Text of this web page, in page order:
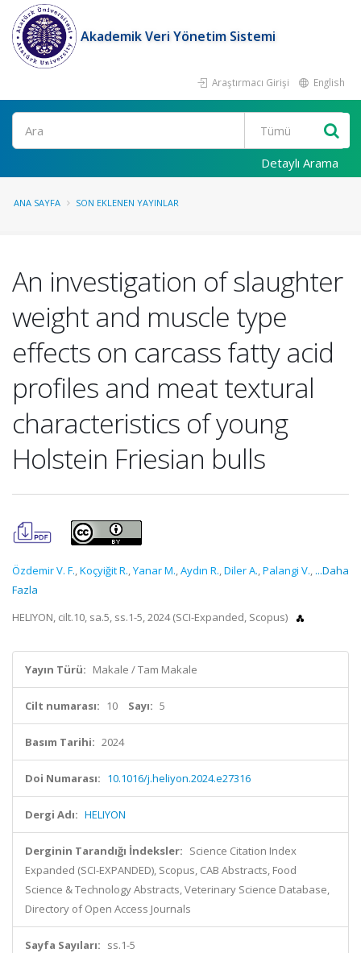
Akademik Veri Yönetim Sistemi
Araştırmacı Girişi English
Ara
Detaylı Arama
ANA SAYFA SON EKLENEN YAYINLAR
An investigation of slaughter
weight and muscle type
effects on carcass fatty acid
profiles and meat textural
characteristics of young
Holstein Friesian bulls
Özdemir V. F.,Koçyiğit R.,Yanar M.,Aydın R.,Diler A.,Palangi V., ...Daha
Fazla
HELIYON, cilt.10, sa.5, ss.1-5, 2024 (SCI-Expanded, Scopus)
Yayın Türü: Makale / Tam Makale
Cilt numarası: 10 Sayı: 5
Basım Tarihi: 2024
Doi Numarası: 10.1016/j.heliyon.2024.e27316
Dergi Adı: HELIYON
Derginin Tarandığı İndeksler: Science Citation Index
Expanded (SCI-EXPANDED), Scopus, CAB Abstracts, Food
Science & Technology Abstracts, Veterinary Science Database,
Directory of Open Access Journals
Sayfa Sayıları: ss.1-5